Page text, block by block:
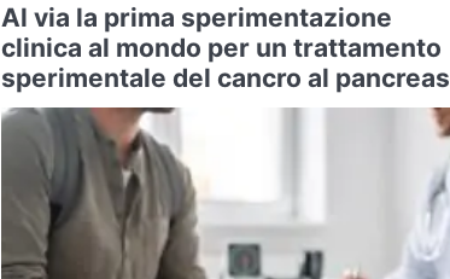
Al via la prima sperimentazione
clinica al mondo per un trattamento
sperimentale del cancro al pancreas